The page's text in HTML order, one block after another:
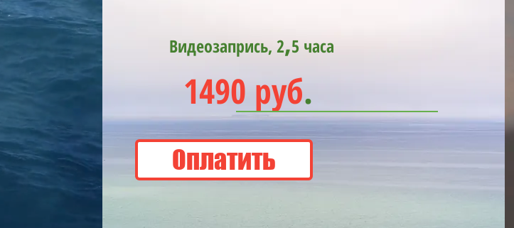
Видеозапрись, 2,5 часа
1490 руб.
Оплатить